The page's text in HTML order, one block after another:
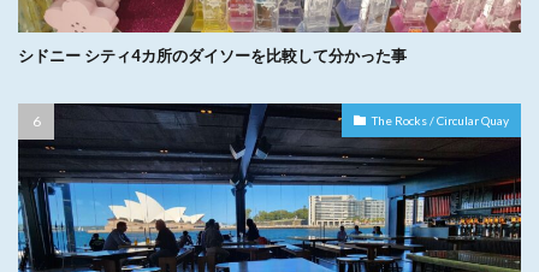
シドニー シティ4カ所のダイソーを比較して分かった事
The Rocks / Circular Quay